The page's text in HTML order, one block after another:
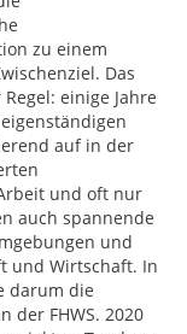
zu einem
Das
einige Jahre
auf in der
und oft nur
auch spannende
und
und Wirtschaft. In
darum die
der FHWS. 2020